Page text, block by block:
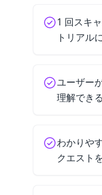
1 回スキ
トリアル
ユーザー
理解でき
わかりや
クエスト